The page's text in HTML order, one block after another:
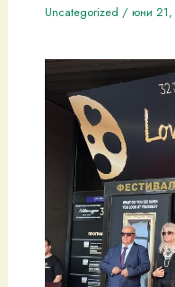
Uncategorized / юни